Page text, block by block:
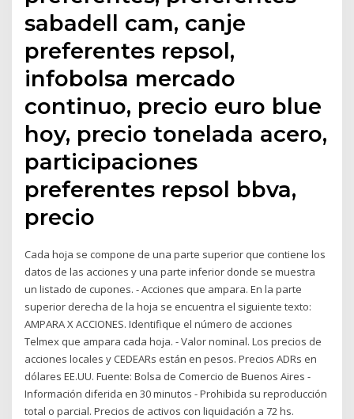
sabadell cam, canje
preferentes repsol,
infobolsa mercado
continuo, precio euro blue
hoy, precio tonelada acero,
participaciones
preferentes repsol bbva,
precio
Cada hoja se compone de una parte superior que contiene los
datos de las acciones y una parte inferior donde se muestra
un listado de cupones. - Acciones que ampara. En la parte
superior derecha de la hoja se encuentra el siguiente texto:
AMPARA X ACCIONES. Identifique el número de acciones
Telmex que ampara cada hoja. - Valor nominal. Los precios de
acciones locales y CEDEARs están en pesos. Precios ADRs en
dólares EE.UU. Fuente: Bolsa de Comercio de Buenos Aires -
Información diferida en 30 minutos - Prohibida su reproducción
total o parcial. Precios de activos con liquidación a 72 hs.